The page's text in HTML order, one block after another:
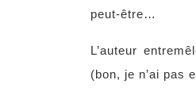
peut-être…
L’auteur
(bon, je n’ai pas